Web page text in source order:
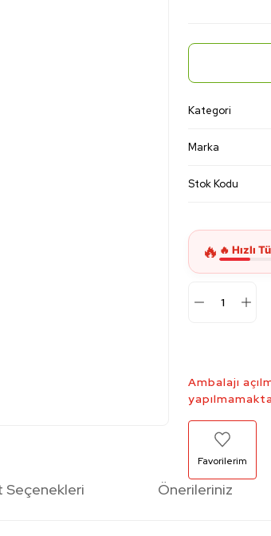
Kategori
Marka
Stok Kodu
Ambalajı
Seçenekleri Önerileriniz